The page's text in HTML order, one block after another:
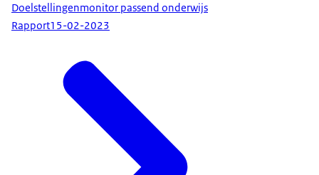
Doelstellingenmonitor passend onderwijs
Rapport15-02-2023